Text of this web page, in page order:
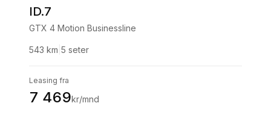
ID.7
GTX 4 Motion Businessline
543 km 5 seter
Leasing fra
7 469kr/mnd